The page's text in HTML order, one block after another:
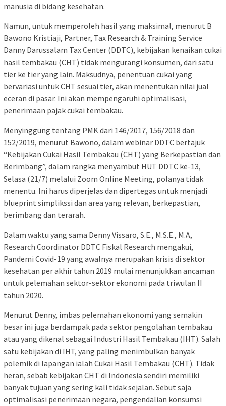
manusia di bidang kesehatan.
Namun, untuk memperoleh hasil yang maksimal, menurut B
Bawono Kristiaji, Partner, Tax Research & Training Service
Danny Darussalam Tax Center (DDTC), kebijakan kenaikan cukai
hasil tembakau (CHT) tidak mengurangi konsumen, dari satu
tier ke tier yang lain. Maksudnya, penentuan cukai yang
bervariasi untuk CHT sesuai tier, akan menentukan nilai jual
eceran di pasar. Ini akan mempengaruhi optimalisasi,
penerimaan pajak cukai tembakau.
Menyinggung tentang PMK dari 146/2017, 156/2018 dan
152/2019, menurut Bawono, dalam webinar DDTC bertajuk
“Kebijakan Cukai Hasil Tembakau (CHT) yang Berkepastian dan
Berimbang”, dalam rangka menyambut HUT DDTC ke-13,
Selasa (21/7) melalui Zoom Online Meeting, polanya tidak
menentu. Ini harus diperjelas dan dipertegas untuk menjadi
blueprint simplikssi dan area yang relevan, berkepastian,
berimbang dan terarah.
Dalam waktu yang sama Denny Vissaro, S.E., M.S.E., M.A,
Research Coordinator DDTC Fiskal Research mengakui,
Pandemi Covid-19 yang awalnya merupakan krisis di sektor
kesehatan per akhir tahun 2019 mulai menunjukkan ancaman
untuk pelemahan sektor-sektor ekonomi pada triwulan II
tahun 2020.
Menurut Denny, imbas pelemahan ekonomi yang semakin
besar ini juga berdampak pada sektor pengolahan tembakau
atau yang dikenal sebagai Industri Hasil Tembakau (IHT). Salah
satu kebijakan di IHT, yang paling menimbulkan banyak
polemik di lapangan ialah Cukai Hasil Tembakau (CHT). Tidak
heran, sebab kebijakan CHT di Indonesia sendiri memiliki
banyak tujuan yang sering kali tidak sejalan. Sebut saja
optimalisasi penerimaan negara, pengendalian konsumsi